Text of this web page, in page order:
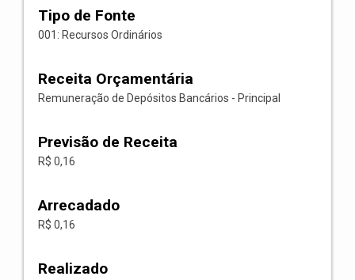
Tipo de Fonte
001: Recursos Ordinários
Receita Orçamentária
Remuneração de Depósitos Bancários - Principal
Previsão de Receita
R$ 0,16
Arrecadado
R$ 0,16
Realizado